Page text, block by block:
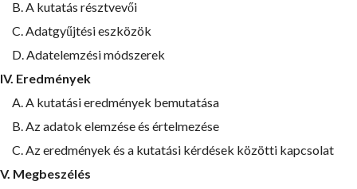
B. A kutatás résztvevői
C. Adatgyűjtési eszközök
D. Adatelemzési módszerek
IV. Eredmények
A. A kutatási eredmények bemutatása
B. Az adatok elemzése és értelmezése
C. Az eredmények és a kutatási kérdések közötti kapcsolat
V. Megbeszélés